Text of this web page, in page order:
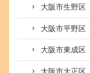
大阪市生野区
大阪市平野区
大阪市東成区